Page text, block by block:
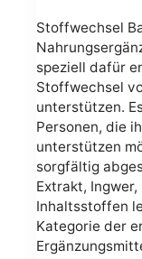
Stoffwechsel
speziell dafür
Stoffwechsel
unterstützen.
Personen, die
unterstützen
sorgfältig
Extrakt,
Inhaltsstoffen
Kategorie der